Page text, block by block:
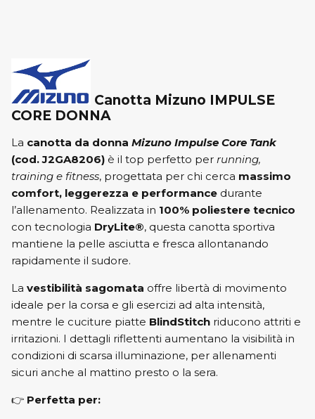
Canotta Mizuno IMPULSE
CORE DONNA
La canotta da donna Mizuno Impulse Core Tank
(cod. J2GA8206) è il top perfetto per running,
training e fitness, progettata per chi cerca massimo
comfort, leggerezza e performance durante
l’allenamento. Realizzata in 100% poliestere tecnico
con tecnologia DryLite®, questa canotta sportiva
mantiene la pelle asciutta e fresca allontanando
rapidamente il sudore.
La vestibilità sagomata offre libertà di movimento
ideale per la corsa e gli esercizi ad alta intensità,
mentre le cuciture piatte BlindStitch riducono attriti e
irritazioni. I dettagli riflettenti aumentano la visibilità in
condizioni di scarsa illuminazione, per allenamenti
sicuri anche al mattino presto o la sera.
👉 Perfetta per: